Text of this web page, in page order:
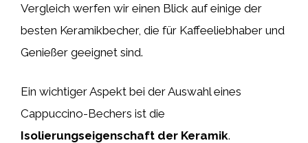
Vergleich werfen wir einen Blick auf einige der
besten Keramikbecher, die für Kaffeeliebhaber und
Genießer geeignet sind.
Ein wichtiger Aspekt bei der Auswahl eines
Cappuccino-Bechers ist die
Isolierungseigenschaft der Keramik.